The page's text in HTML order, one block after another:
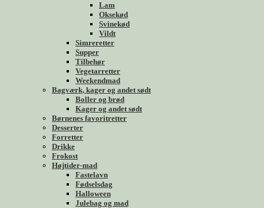
Lam
Oksekød
Svinekød
Vildt
Simreretter
Supper
Tilbehør
Vegetarretter
Weekendmad
Bagværk, kager og andet sødt
Boller og brød
Kager og andet sødt
Børnenes favoritretter
Desserter
Forretter
Drikke
Frokost
Højtider-mad
Fastelavn
Fødselsdag
Halloween
Julebag og mad